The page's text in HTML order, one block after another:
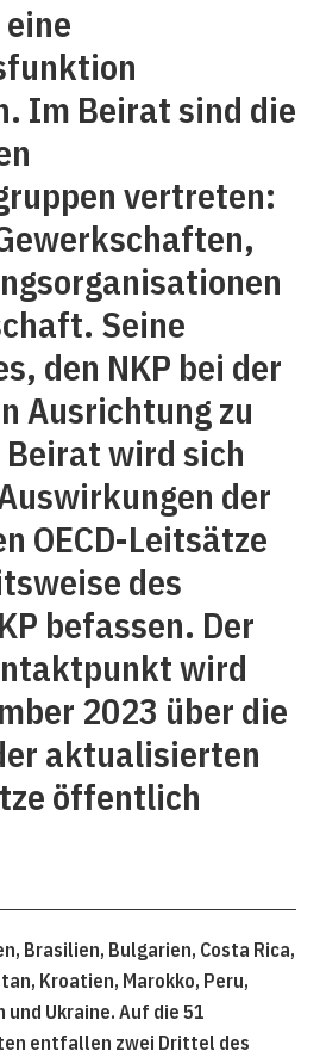
Im Beirat sind die
vertreten:
Seine
den NKP bei der
Ausrichtung zu
wird sich
der
OECD-Leitsätze
des
befassen. Der
wird
2023 über die
aktualisierten
öffentlich
Brasilien, Bulgarien, Costa Rica,
Kroatien, Marokko, Peru,
und Ukraine. Auf die 51
entfallen zwei Drittel des